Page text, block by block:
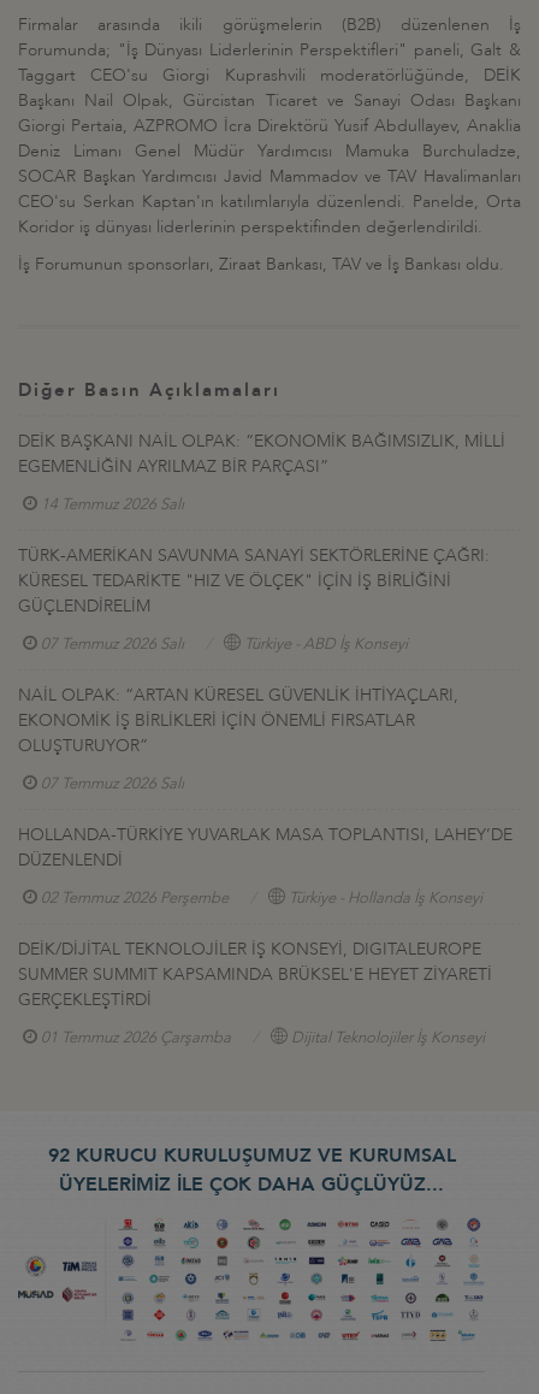
Firmalar arasında ikili görüşmelerin (B2B) düzenlenen İş
Forumunda; "İş Dünyası Liderlerinin Perspektifleri" paneli, Galt &
Taggart CEO'su Giorgi Kuprashvili moderatörlüğünde, DEİK
Başkanı Nail Olpak, Gürcistan Ticaret ve Sanayi Odası Başkanı
Giorgi Pertaia, AZPROMO İcra Direktörü Yusif Abdullayev, Anaklia
Deniz Limanı Genel Müdür Yardımcısı Mamuka Burchuladze,
SOCAR Başkan Yardımcısı Javid Mammadov ve TAV Havalimanları
CEO'su Serkan Kaptan'ın katılımlarıyla düzenlendi. Panelde, Orta
Koridor iş dünyası liderlerinin perspektifinden değerlendirildi.
İş Forumunun sponsorları, Ziraat Bankası, TAV ve İş Bankası oldu.
Diğer Basın Açıklamaları
DEİK BAŞKANI NAİL OLPAK: “EKONOMİK BAĞIMSIZLIK, MİLLİ
EGEMENLİĞİN AYRILMAZ BİR PARÇASI”
14 Temmuz 2026 Salı
TÜRK-AMERİKAN SAVUNMA SANAYİ SEKTÖRLERİNE ÇAĞRI:
KÜRESEL TEDARİKTE "HIZ VE ÖLÇEK" İÇİN İŞ BİRLİĞİNİ
GÜÇLENDİRELİM
07 Temmuz 2026 Salı Türkiye - ABD İş Konseyi
NAİL OLPAK: “ARTAN KÜRESEL GÜVENLİK İHTİYAÇLARI,
EKONOMİK İŞ BİRLİKLERİ İÇİN ÖNEMLİ FIRSATLAR
OLUŞTURUYOR”
07 Temmuz 2026 Salı
HOLLANDA-TÜRKİYE YUVARLAK MASA TOPLANTISI, LAHEY’DE
DÜZENLENDİ
02 Temmuz 2026 Perşembe Türkiye - Hollanda İş Konseyi
DEİK/DİJİTAL TEKNOLOJİLER İŞ KONSEYİ, DIGITALEUROPE
SUMMER SUMMIT KAPSAMINDA BRÜKSEL'E HEYET ZİYARETİ
GERÇEKLEŞTİRDİ
01 Temmuz 2026 Çarşamba Dijital Teknolojiler İş Konseyi
92 KURUCU KURULUŞUMUZ VE KURUMSAL
ÜYELERİMİZ İLE ÇOK DAHA GÜÇLÜYÜZ...